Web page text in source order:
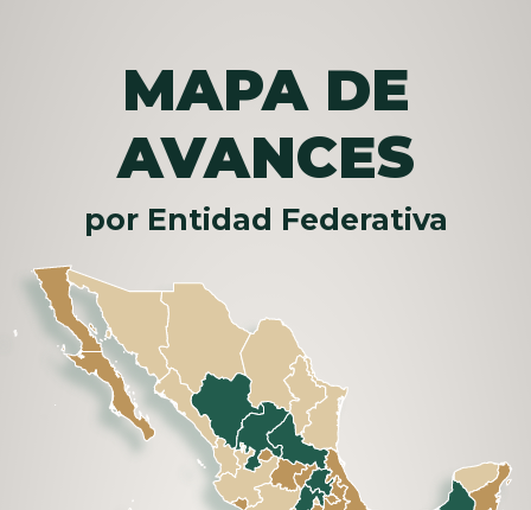
MAPA DE
AVANCES
por Entidad Federativa